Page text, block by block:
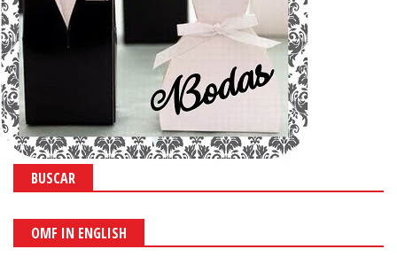
BUSCAR
OMF IN ENGLISH